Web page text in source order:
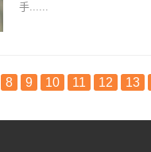
手......
8 9 10 11 12 13